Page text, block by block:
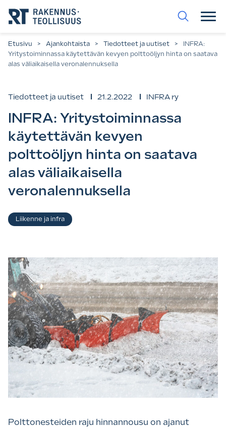
suoraan
sisältöön.
Etusivu > Ajankohtaista > Tiedotteet ja uutiset >
INFRA:
Yritystoiminnassa käytettävän kevyen polttoöljyn hinta on saatava
alas väliaikaisella veronalennuksella
Tiedotteet ja uutiset 21.2.2022 INFRA ry
INFRA: Yritystoiminnassa
käytettävän kevyen
polttoöljyn hinta on saatava
alas väliaikaisella
veronalennuksella
Asiasanat
Liikenne ja infra
Polttonesteiden raju hinnannousu on ajanut